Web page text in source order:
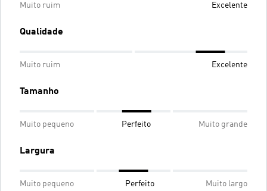
Muito ruim Excelente
Qualidade
Muito ruim Excelente
Tamanho
Muito pequeno Perfeito Muito grande
Largura
Muito pequeno Perfeito Muito largo